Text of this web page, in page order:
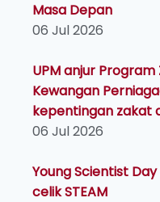
Masa Depan
06 Jul 2026
UPM anjur
Kewangan
kepentingan zakat
06 Jul 2026
Young Scientist
celik STEAM